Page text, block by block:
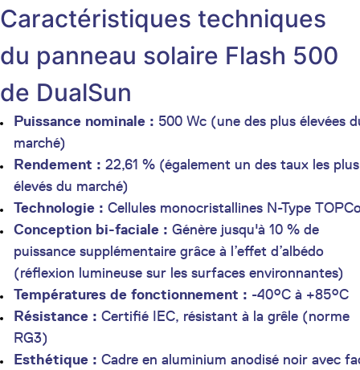
Caractéristiques techniques
du panneau solaire Flash 500
de DualSun
Puissance nominale : 500 Wc (une des plus élevées
marché)
Rendement : 22,61 % (également un des taux les plus
élevés du marché)
Technologie : Cellules monocristallines N-Type
Conception bi-faciale : Génère jusqu'à 10 % de
puissance supplémentaire grâce à l’effet d’albédo
(réflexion lumineuse sur les surfaces environnantes)
Températures de fonctionnement : -40°C à +85°C
Résistance : Certifié IEC, résistant à la grêle (norme
RG3)
Esthétique : Cadre en aluminium anodisé noir avec